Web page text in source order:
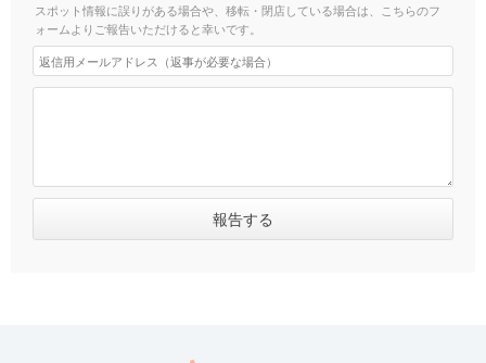
スポット情報に誤りがある場合や、移転・閉店している場合は、こちらのフ
ォームよりご報告いただけると幸いです。